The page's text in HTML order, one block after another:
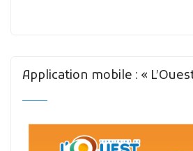
Application mobile : «